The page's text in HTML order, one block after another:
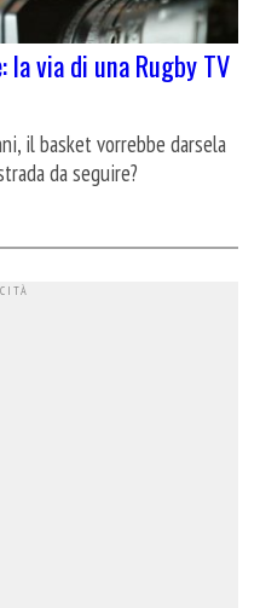
via di una Rugby TV
il basket vorrebbe darsela
da seguire?